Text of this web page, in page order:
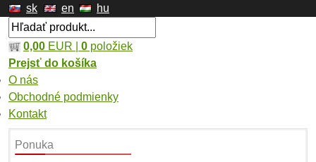
sk en hu
0,00 EUR | 0 položiek
Prejsť do košíka
O nás
Obchodné podmienky
Kontakt
Ponuka